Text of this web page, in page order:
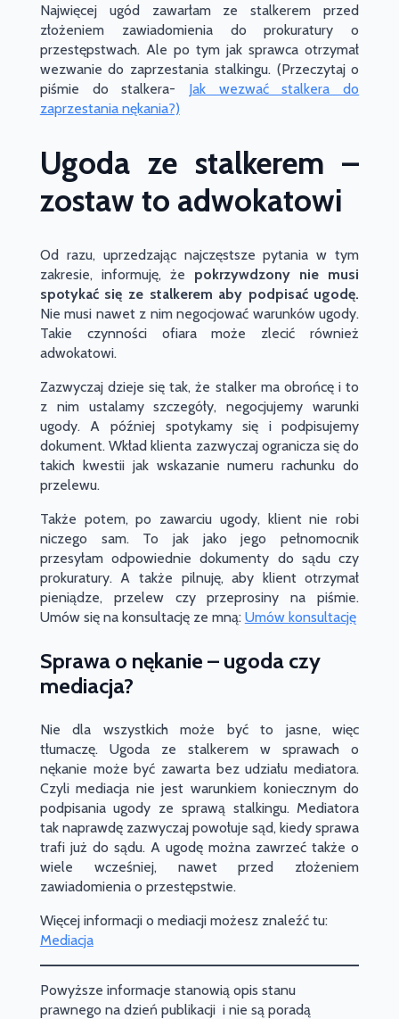
Najwięcej ugód zawarłam ze stalkerem przed
złożeniem zawiadomienia do prokuratury o
przestępstwach. Ale po tym jak sprawca otrzymał
wezwanie do zaprzestania stalkingu. (Przeczytaj o
piśmie do stalkera- Jak wezwać stalkera do
zaprzestania nękania?)
Ugoda ze stalkerem –
zostaw to adwokatowi
Od razu, uprzedzając najczęstsze pytania w tym
zakresie, informuję, że pokrzywdzony nie musi
spotykać się ze stalkerem aby podpisać ugodę.
Nie musi nawet z nim negocjować warunków ugody.
Takie czynności ofiara może zlecić również
adwokatowi.
Zazwyczaj dzieje się tak, że stalker ma obrońcę i to
z nim ustalamy szczegóły, negocjujemy warunki
ugody. A później spotykamy się i podpisujemy
dokument. Wkład klienta zazwyczaj ogranicza się do
takich kwestii jak wskazanie numeru rachunku do
przelewu.
Także potem, po zawarciu ugody, klient nie robi
niczego sam. To jak jako jego pełnomocnik
przesyłam odpowiednie dokumenty do sądu czy
prokuratury. A także pilnuję, aby klient otrzymał
pieniądze, przelew czy przeprosiny na piśmie.
Umów się na konsultację ze mną: Umów konsultację
Sprawa o nękanie – ugoda czy
mediacja?
Nie dla wszystkich może być to jasne, więc
tłumaczę. Ugoda ze stalkerem w sprawach o
nękanie może być zawarta bez udziału mediatora.
Czyli mediacja nie jest warunkiem koniecznym do
podpisania ugody ze sprawą stalkingu. Mediatora
tak naprawdę zazwyczaj powołuje sąd, kiedy sprawa
trafi już do sądu. A ugodę można zawrzeć także o
wiele wcześniej, nawet przed złożeniem
zawiadomienia o przestępstwie.
Więcej informacji o mediacji możesz znaleźć tu:
Mediacja
Powyższe informacje stanowią opis stanu
prawnego na dzień publikacji i nie są poradą